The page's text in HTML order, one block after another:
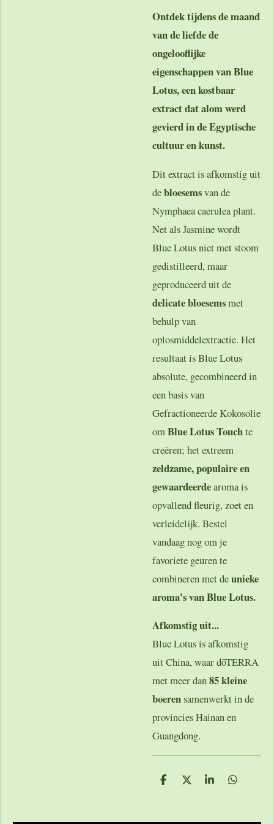
Ontdek tijdens de maand
van de liefde de
ongelooflijke
eigenschappen van Blue
Lotus, een kostbaar
extract dat alom werd
gevierd in de Egyptische
cultuur en kunst.
Dit extract is afkomstig uit
debloesemsvan de
Nymphaea caerulea plant.
Net als Jasmine wordt
Blue Lotus niet met stoom
gedistilleerd, maar
geproduceerd uit de
delicate bloesemsmet
behulp van
oplosmiddelextractie. Het
resultaat is Blue Lotus
absolute, gecombineerd in
een basis van
Gefractioneerde Kokosolie
om Blue Lotus Touchte
creëren; het extreem
zeldzame, populaire en
gewaardeerdearoma is
opvallend fleurig, zoet en
verleidelijk. Bestel
vandaag nog om je
favoriete geuren te
combineren met deunieke
aroma's van Blue Lotus.
Afkomstig uit...
Blue Lotus is afkomstig
uit China, waar dōTERRA
met meer dan85 kleine
boerensamenwerkt in de
provincies Hainan en
Guangdong.
D
D
S
D